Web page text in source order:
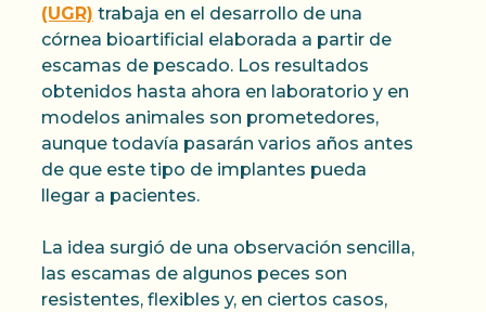
(UGR) trabaja en el desarrollo de una
córnea bioartificial elaborada a partir de
escamas de pescado. Los resultados
obtenidos hasta ahora en laboratorio y en
modelos animales son prometedores,
aunque todavía pasarán varios años antes
de que este tipo de implantes pueda
llegar a pacientes.
La idea surgió de una observación sencilla,
las escamas de algunos peces son
resistentes, flexibles y, en ciertos casos,